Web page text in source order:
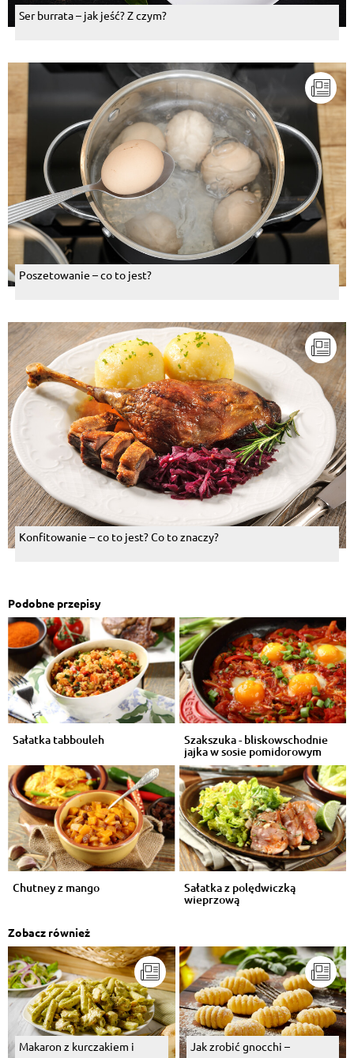
Ser burrata – jak jeść? Z czym?
Poszetowanie – co to jest?
Konfitowanie – co to jest? Co to znaczy?
Podobne przepisy
Sałatka tabbouleh Szakszuka - bliskowschodnie
jajka w sosie pomidorowym
Chutney z mango Sałatka z polędwiczką
wieprzową
Zobacz również
Makaron z kurczakiem i
Jak zrobić gnocchi –